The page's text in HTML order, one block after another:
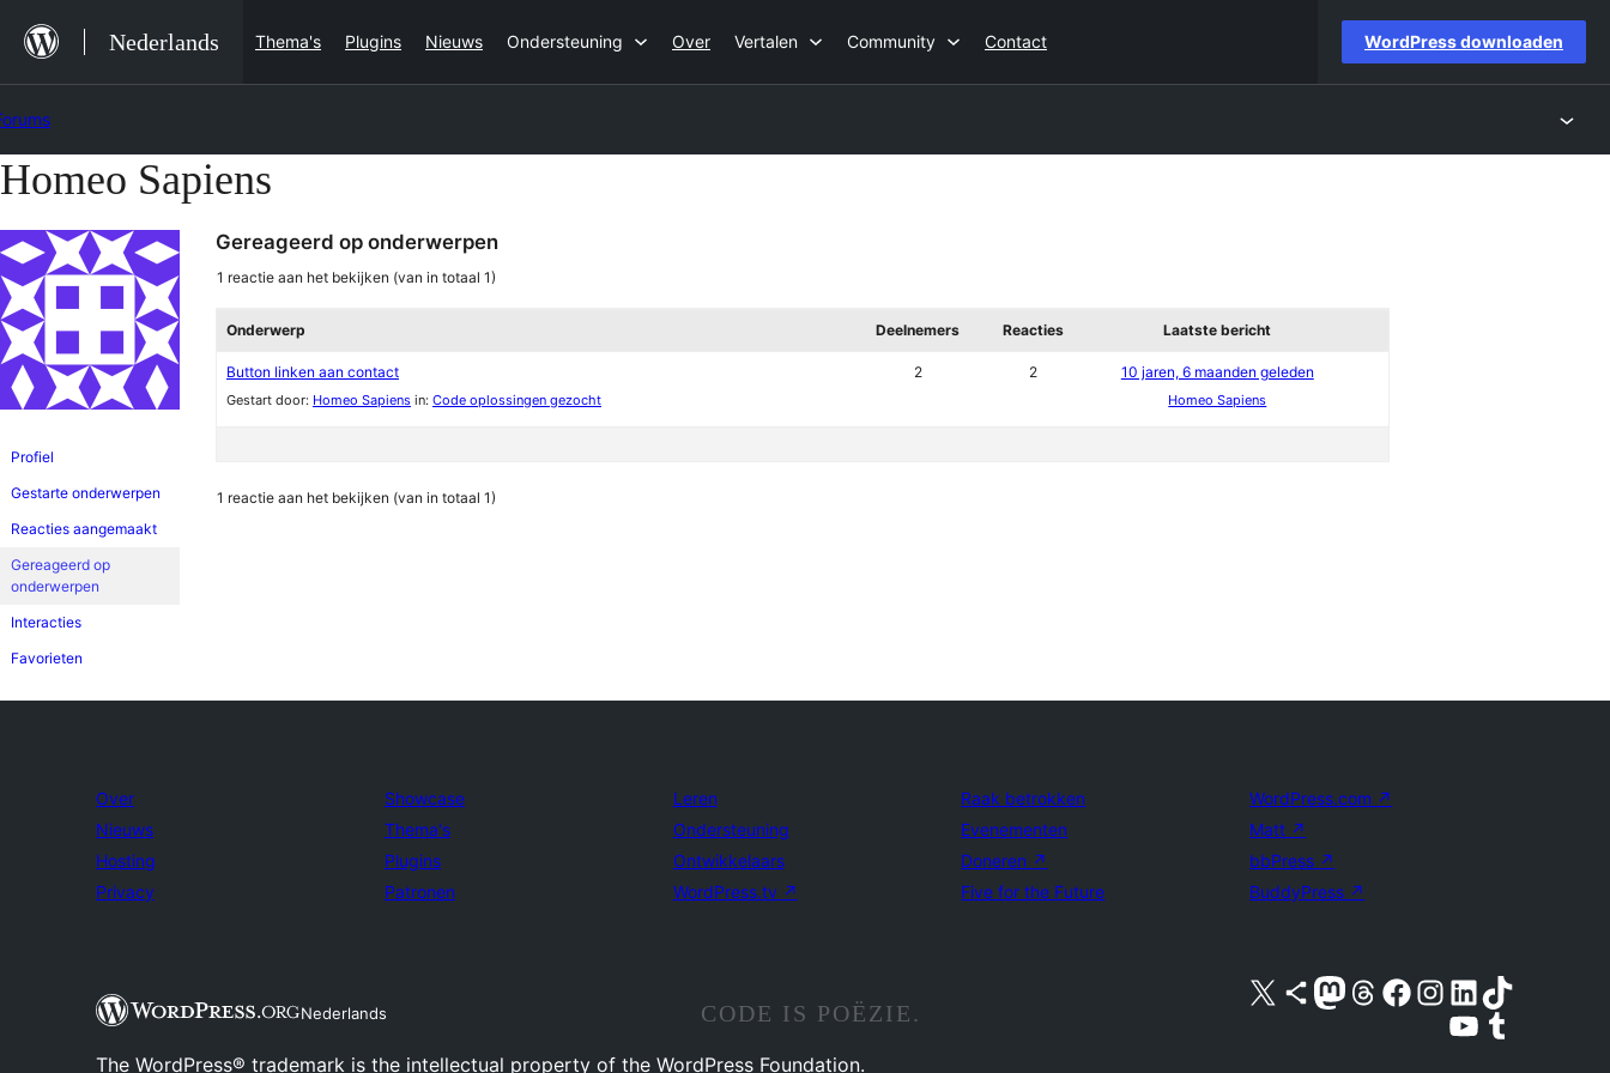
naar
de
inhoud
Nederlands Thema's Plugins Nieuws Ondersteuning Over Vertalen Community Contact WordPress downloaden
Ga
de
inhoud
Homeo Sapiens
Profiel
Gestarte onderwerpen
Reacties aangemaakt
Gereageerd op
onderwerpen
Interacties
Favorieten
Gereageerd op onderwerpen
1 reactie aan het bekijken (van in totaal 1)
Onderwerp Deelnemers Reacties Laatste bericht
Button linken aan contact
Gestart door: Homeo Sapiens in: Code oplossingen gezocht
2 2 10 jaren, 6 maanden geleden
Homeo Sapiens
1 reactie aan het bekijken (van in totaal 1)
Over
Nieuws
Hosting
Privacy
Showcase
Thema's
Plugins
Patronen
Leren
Ondersteuning
Ontwikkelaars
WordPress.tv ↗
Raak betrokken
Evenementen
Doneren ↗
Five for the Future
WordPress.com ↗
Matt ↗
bbPress ↗
BuddyPress ↗
Nederlands
Bezoek ons X (voorheen Twitter) account
Bezoek ons Bluesky account
Bezoek ons Mastodon account
Bezoek ons Threads account
Onze Facebook pagina bezoeken
Bezoek ons Instagram account
Bezoek ons LinkedIn account
Bezoek ons TikTok account
Bezoek ons YouTube kanaalBezoek ons Tumblr account
CODE IS POËZIE.
The WordPress® trademark is the intellectual property of the WordPress Foundation.